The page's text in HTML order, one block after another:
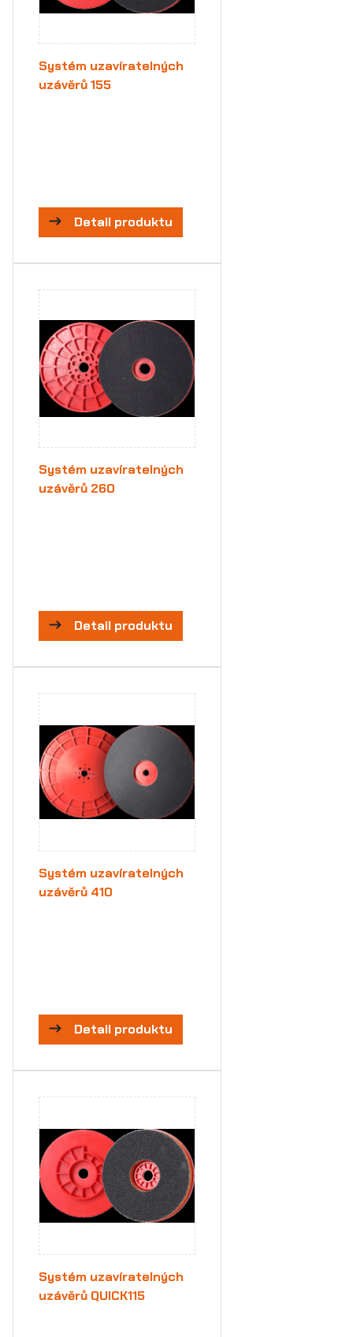
Systém uzavíratelných
uzávěrů 155
Detail produktu
Systém uzavíratelných
uzávěrů 260
Detail produktu
Systém uzavíratelných
uzávěrů 410
Detail produktu
Systém uzavíratelných
uzávěrů QUICK115